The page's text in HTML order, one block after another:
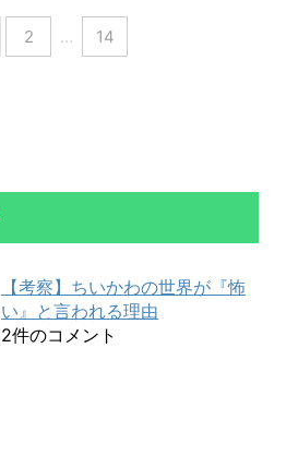
2 … 14
【考察】ちいかわの世界が『怖
い』と言われる理由
2件のコメント